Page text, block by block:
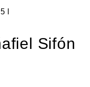
Sifón